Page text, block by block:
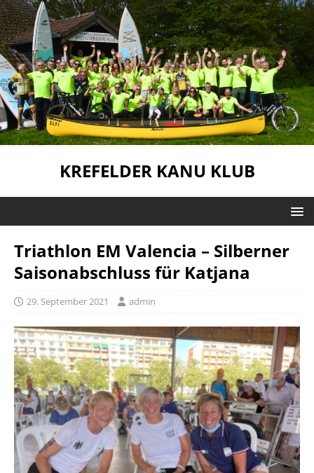
KREFELDER KANU KLUB
Triathlon EM Valencia – Silberner
Saisonabschluss für Katjana
29. September 2021 admin